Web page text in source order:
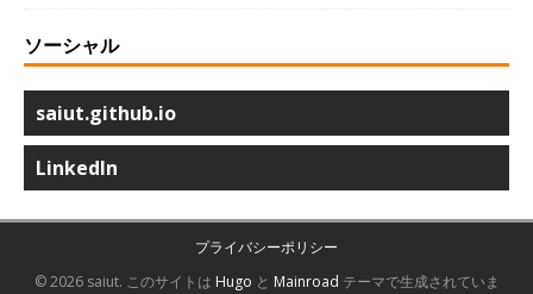
ソーシャル
saiut.github.io
LinkedIn
プライバシーポリシー
© 2026 saiut. このサイトは Hugo と Mainroad テーマで生成されていま